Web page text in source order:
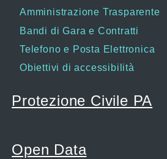
Amministrazione Trasparente
Bandi di Gara e Contratti
Telefono e Posta Elettronica
Obiettivi di accessibilità
Protezione Civile PA
Open Data